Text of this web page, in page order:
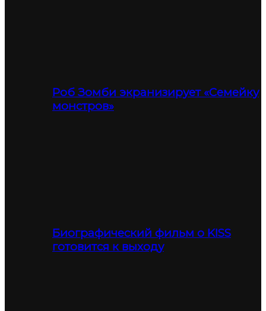
Роб Зомби экранизирует «Семейку
монстров»
Биографический фильм о KISS
готовится к выходу